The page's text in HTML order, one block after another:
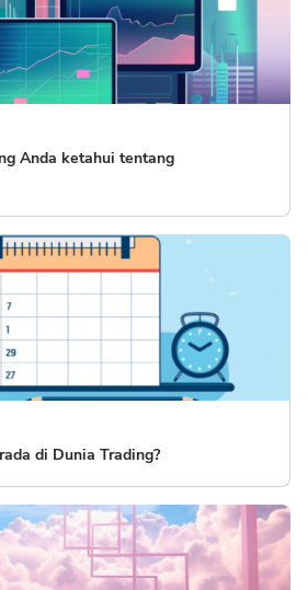
Anda ketahui tentang
di Dunia Trading?